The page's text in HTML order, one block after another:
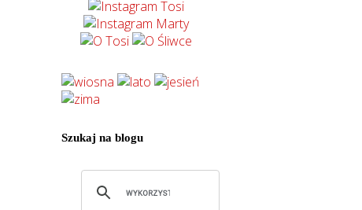
Szukaj na blogu